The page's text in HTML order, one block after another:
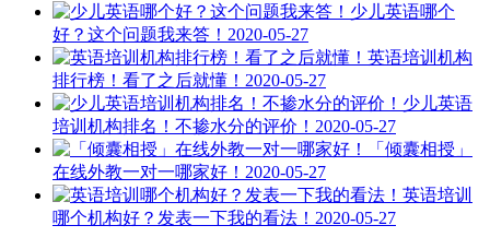
少儿英语哪个
好？这个问题我来答！ 2020-05-27
英语培训机构
排行榜！看了之后就懂！ 2020-05-27
少儿英语
培训机构排名！不掺水分的评价！ 2020-05-27
「倾囊相授」
在线外教一对一哪家好！ 2020-05-27
英语培训
哪个机构好？发表一下我的看法！ 2020-05-27